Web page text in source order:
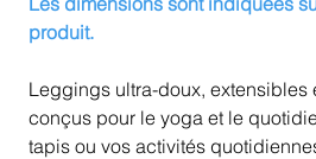
produit.
Leggings ultra-doux, extensibles
conçus pour le yoga et le
tapis ou vos activités